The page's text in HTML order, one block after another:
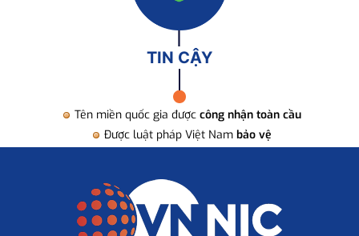
TIN CẬY
Tên miền quốc gia được công nhận toàn cầu
Được luật pháp Việt Nam bảo vệ